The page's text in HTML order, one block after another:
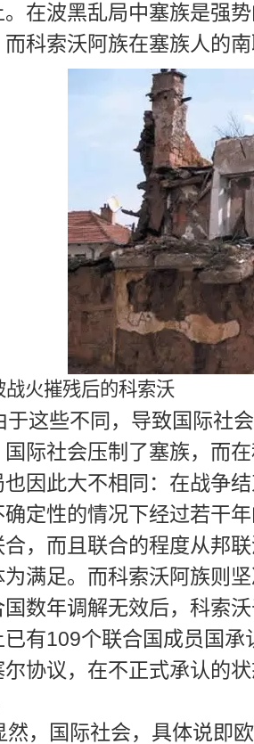
。在波黑乱局中塞族是强
而科索沃阿族在塞族人的
战火摧残后的科索沃
于这些不同，导致国际社
国际社会压制了塞族，而
也因此大不相同：在战争
确定性的情况下经过若干
合，而且联合的程度从邦
为满足。而科索沃阿族则
国数年调解无效后，科索
已有109个联合国成员国
尔协议，在不正式承认的
然，国际社会，具体说即